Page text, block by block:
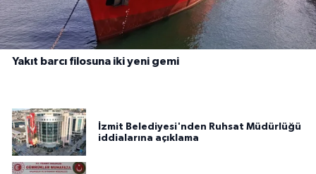
Yakıt barcı filosuna iki yeni gemi
İzmit Belediyesi'nden Ruhsat Müdürlüğü
iddialarına açıklama